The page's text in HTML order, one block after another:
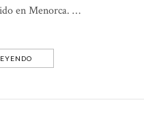
en Menorca. …